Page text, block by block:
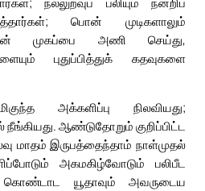
பொன் முடிகளாலும்
முகப்பை அணி செய்து,
புதுப்பித்துக் கதவுகளை
அக்களிப்பு நிலவியது;
ஆண்டுதோறும் குறிப்பிட்ட
மாதம் இருபத்தைந்தாம் நாள்முதல்
அகமகிழ்வோடும் பலிபீட
கொண்டாட யூதாவும் அவருடைய